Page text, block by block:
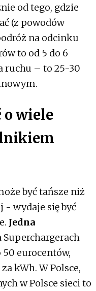
od tego, gdzie
(z powodów
na odcinku
to od 5 do 6
ruchu – to 25-30
o wiele
być tańsze niż
- wydaje się być
Jedna
Superchargerach
50 eurocentów,
za kWh. W Polsce,
w Polsce sieci to